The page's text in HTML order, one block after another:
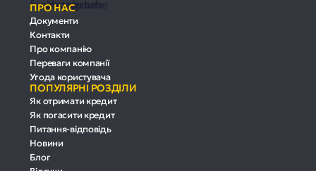
ПРО НАС
Документи
Контакти
Про компанію
Переваги компанії
Угода користувача
ПОПУЛЯРНІ РОЗДІЛИ
Як отримати кредит
Як погасити кредит
Питання-відповідь
Новини
Блог